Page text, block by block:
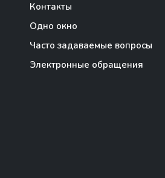
Контакты
Одно окно
Часто задаваемые вопросы
Электронные обращения